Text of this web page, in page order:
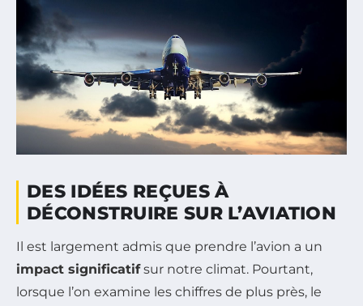
DES IDÉES REÇUES À
DÉCONSTRUIRE SUR L’AVIATION
Il est largement admis que prendre l’avion a un
impact significatifsur notre climat. Pourtant,
lorsque l’on examine les chiffres de plus près, le